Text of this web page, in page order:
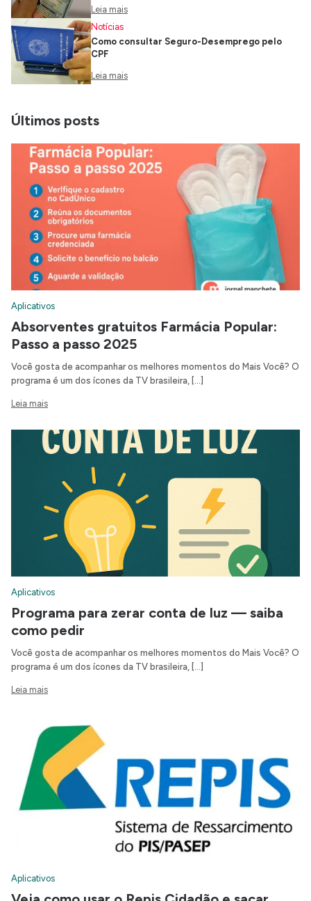
Leia mais
Notícias
Como consultar Seguro-Desemprego pelo
CPF
Leia mais
Últimos posts
Aplicativos
Absorventes gratuitos Farmácia Popular:
Passo a passo 2025
Você gosta de acompanhar os melhores momentos do Mais Você? O
programa é um dos ícones da TV brasileira, […]
Leia mais
Aplicativos
Programa para zerar conta de luz — saiba
como pedir
Você gosta de acompanhar os melhores momentos do Mais Você? O
programa é um dos ícones da TV brasileira, […]
Leia mais
Aplicativos